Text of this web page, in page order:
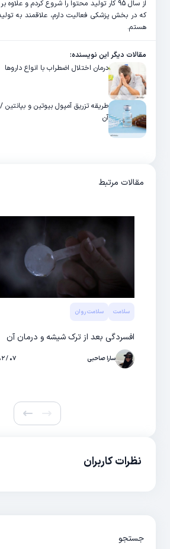
که در بخش پزشکی فعالیت دارم، علاقمند به
هستم.
مقالات دیگر این نویسنده:
درمان اختلال اضطراب با انواع داروها
طریقه تزریق آمپول بیوتین و
آن
مقالات مرتبط
سلامت سلامت روان
افسردگی بعد از ترک شیشه و درمان آن
سارا صاحبی ۰۷ / ۰۲ / ۰۰
نظرات کاربران
جستجو